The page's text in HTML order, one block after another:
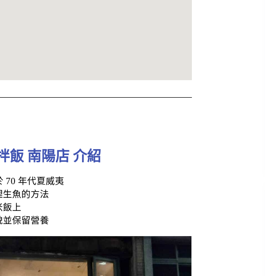
飯 南陽店 介紹
70 年代夏威夷
魚的方法
飯上
保留營養